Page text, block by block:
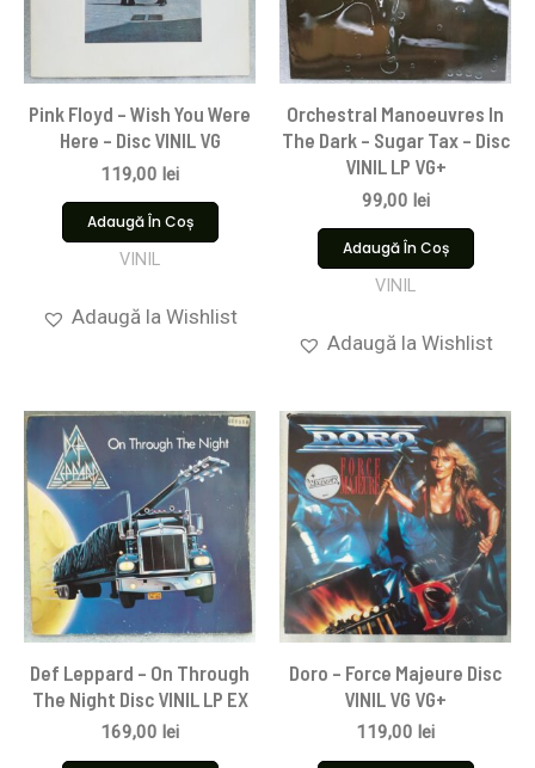
Pink Floyd ‎– Wish You Were
Here – Disc VINIL VG
119,00 lei
Adaugă În Coș
VINIL
Adaugă la Wishlist
Orchestral Manoeuvres In
The Dark – Sugar Tax – Disc
VINIL LP VG+
99,00 lei
Adaugă În Coș
VINIL
Adaugă la Wishlist
Def Leppard – On Through
The Night Disc VINIL LP EX
169,00 lei
Doro – Force Majeure Disc
VINIL VG VG+
119,00 lei